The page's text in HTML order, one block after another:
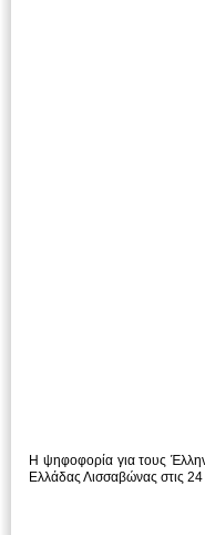
H ψηφοφορία για τους
Ελλάδας Λισσαβώνας στις